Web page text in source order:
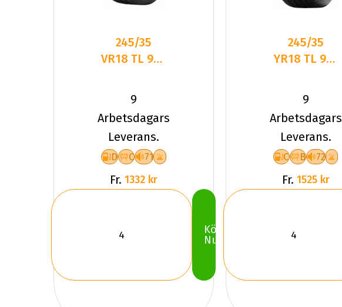
245/35
VR18 TL 92V
SNOWPROX
S954
9
Arbetsdagars
Leverans.
D C 71
Fr. 1332 kr
Köp
Nu
245/35
YR18 TL 92Y
QUATRAC
PRO+ XL
9
Arbetsdagars
Leverans.
C B 72
Fr. 1525 kr